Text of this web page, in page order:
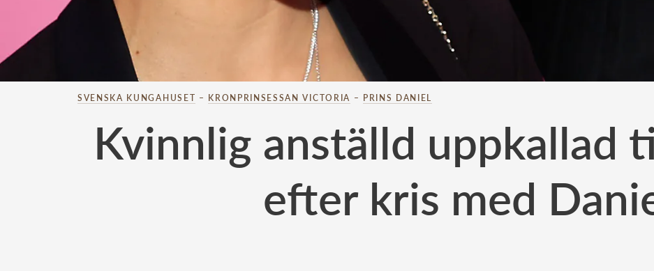
SVENSKA KUNGAHUSET – KRONPRINSESSAN VICTORIA – PRINS DANIEL
Kvinnlig anställd uppkallad
efter kris med